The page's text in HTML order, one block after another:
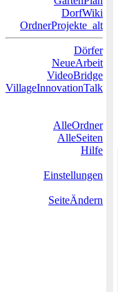
DorfWiki
OrdnerProjekte_alt
Dörfer
NeueArbeit
VideoBridge
VillageInnovationTalk
AlleOrdner
AlleSeiten
Hilfe
Einstellungen
SeiteÄndern